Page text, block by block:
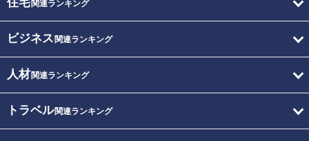
住宅関連ランキング
ビジネス 関連ランキング
人材関連ランキング
トラベル関連ランキング